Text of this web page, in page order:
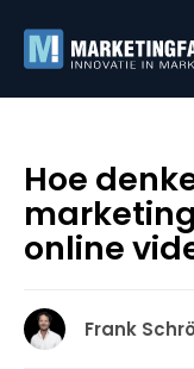
Hoe
online
Frank